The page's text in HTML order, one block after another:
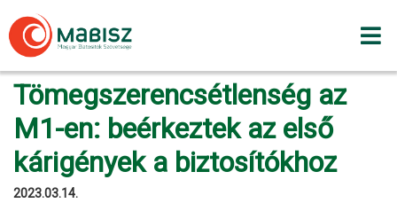
to
content
Tömegszerencsétlenség az
M1-en: beérkeztek az első
kárigények a biztosítókhoz
2023.03.14.